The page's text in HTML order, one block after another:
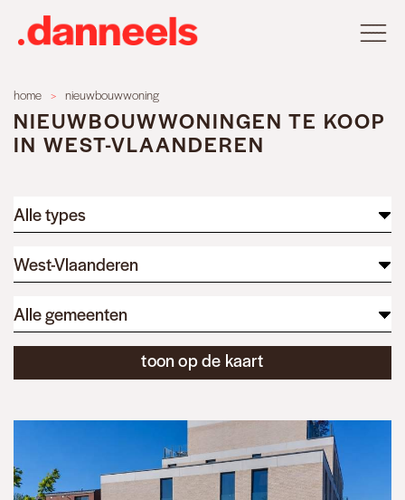
You
are
here
home nieuwbouwwoning
NIEUWBOUWWONINGEN TE KOOP
IN WEST-VLAANDEREN
Alle types
West-Vlaanderen
Alle gemeenten
toon op de kaart